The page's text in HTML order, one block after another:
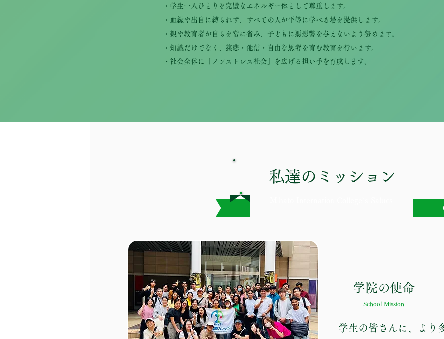
• 学生一人ひとりを完璧なエネルギー体として尊重します。
• 血縁や出自に縛られず、すべての人が平等に学べる場を提供します。
• 親や教育者が自らを常に省み、子どもに悪影響を与えないよう努めます。
• 知識だけでなく、慈悲・他信・自由な思考を育む教育を行います。
• 社会全体に「ノンストレス社会」を広げる担い手を育成します。
私達のミッション
学院の使命
School Mission
学生の皆さんに、より